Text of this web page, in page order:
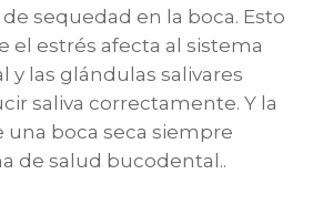
sequedad en la boca. Esto
el estrés afecta al sistema
y las glándulas salivares
saliva correctamente. Y la
una boca seca siempre
de salud bucodental..